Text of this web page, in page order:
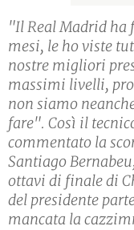
"Il Real Madrid
mesi, le ho viste
nostre migliori
massimi livelli,
non siamo
fare". Così il
commentato la
Santiago
ottavi di finale di
del presidente
mancata la